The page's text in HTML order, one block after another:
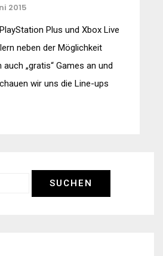
2015
Plus und Xbox Live
neben der Möglichkeit
„gratis“ Games an und
wir uns die Line-ups